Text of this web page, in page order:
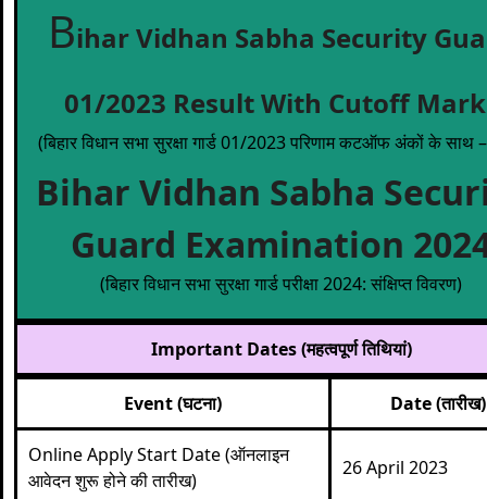
Bihar Vidhan Sabha Security
01/2023 Result With Cutoff
(बिहार विधान सभा सुरक्षा गार्ड 01/2023 परिणाम कटऑफ अंकों के साथ –
Bihar Vidhan Sabha
Guard Examination
(बिहार विधान सभा सुरक्षा गार्ड परीक्षा 2024: संक्षिप्त विवरण)
Important Dates (महत्वपूर्ण तिथियां)
Event (घटना) Date (तारीख)
Online Apply Start Date (ऑनलाइन
आवेदन शुरू होने की तारीख)
26 April 2023